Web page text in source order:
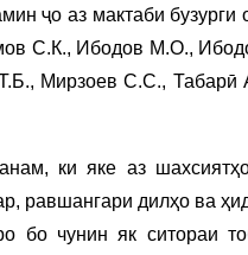
ҷо аз мактаби бузурги
С.К., Ибодов М.О.,
Мирзоев С.С., Табарӣ
ки яке аз
равшангари дилҳо ва
бо чунин як ситораи